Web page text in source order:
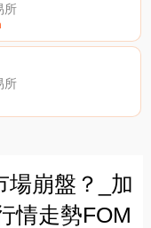
所
所
場崩盤？_加
情走勢FOM